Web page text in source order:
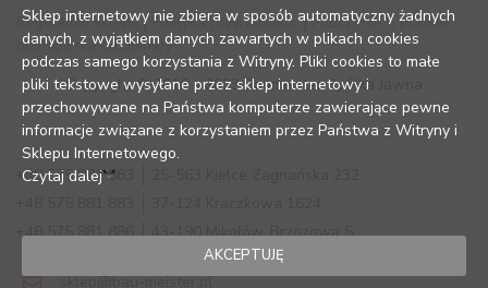
Regulamin sklepu| Polityka prywatności |Pouczenie o prawie
odstąpienia od umowy
Copyright © 2016 – 2023 Baumeister Spółka Jawna
sklep@bau-meister.pl
+48 575 881 883
+48 575 881 886
43-190 Mikołów, Brzozowa 5
Sklep internetowy nie zbiera w sposób automatyczny żadnych
danych, z wyjątkiem danych zawartych w plikach cookies
podczas samego korzystania z Witryny. Pliki cookies to małe
pliki tekstowe wysyłane przez sklep internetowy i
przechowywane na Państwa komputerze zawierające pewne
informacje związane z korzystaniem przez Państwa z Witryny i
Sklepu Internetowego.
Czytaj dalej
AKCEPTUJĘ